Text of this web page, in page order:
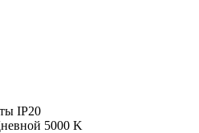
IP20
5000 K